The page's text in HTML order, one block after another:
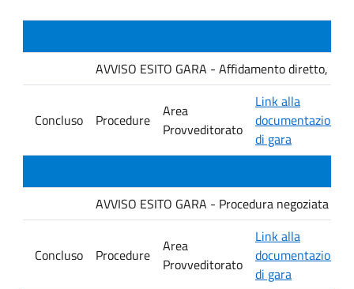
AVVISO ESITO GARA - Affidamento diretto, ai
Concluso Procedure
Area
Provveditorato
Link alla
documentazione
di gara
AVVISO ESITO GARA - Procedura negoziata
Concluso Procedure
Area
Provveditorato
Link alla
documentazione
di gara